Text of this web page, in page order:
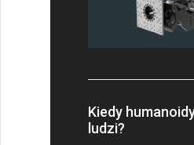
Kiedy
ludzi?